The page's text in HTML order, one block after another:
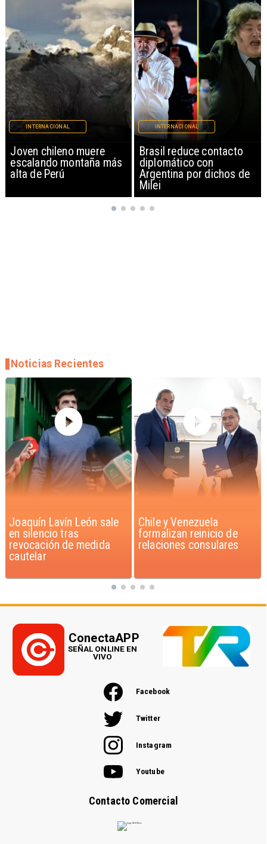
Brasil reduce contacto
diplomático con
Argentina por dichos de
INTERNACIONAL
China restringe
exportación de drones a
EEUU y sanciona
empresas
INTERNACIONAL
Chile y Venezuela
formalizan reinicio de
relaciones consulares
Feriantes rechazan
dichos de Camila Flores
sobre Fabiola Campillai
Noticias Recientes
Facebook
Twitter
Instagram
Youtube
Contacto Comercial
ConectaAPP
SEÑAL ONLINE EN
VIVO